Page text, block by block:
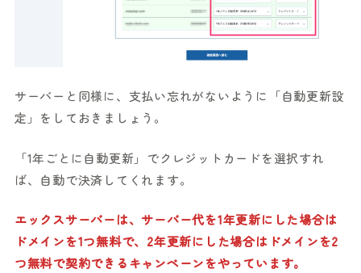
サーバーと同様に、支払い忘れがないように「自動更新設
定」をしておきましょう。
「1年ごとに自動更新」でクレジットカードを選択すれ
ば、自動で決済してくれます。
エックスサーバーは、サーバー代を1年更新にした場合は
ドメインを1つ無料で、2年更新にした場合はドメインを2
つ無料で契約できるキャンペーンをやっています。